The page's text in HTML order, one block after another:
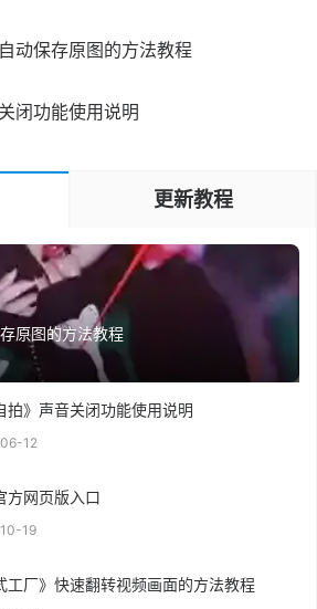
动保存原图的方法教程
闭功能使用说明
更新教程
原图的方法教程
拍》声音关闭功能使用说明
12
方网页版入口
19
工厂》快速翻转视频画面的方法教程